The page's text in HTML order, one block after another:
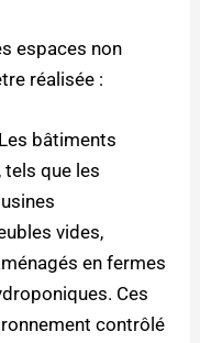
espaces non
réalisée :
bâtiments
tels que les
vides,
en fermes
Ces
contrôlé